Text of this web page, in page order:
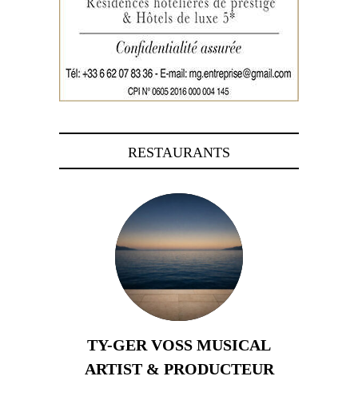
RESTAURANTS
TY-GER VOSS MUSICAL
ARTIST & PRODUCTEUR